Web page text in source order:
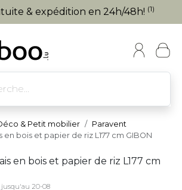
& expédition en 24h/48h! (1)
& Petit mobilier
Paravent
en bois et papier de riz L177 cm GIBON
en bois et papier de riz L177 cm
jusqu'au 20-08